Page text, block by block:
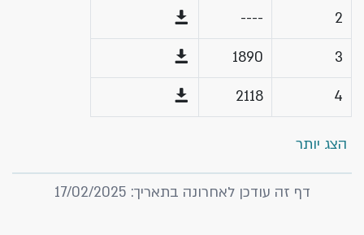
2
----
3
1890
4
2118
הצג יותר
דף זה עודכן לאחרונה בתאריך: 17/02/2025